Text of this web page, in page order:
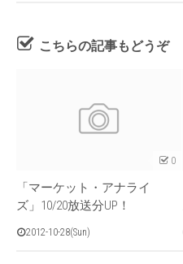
こちらの記事もどうぞ
0
「マーケット・アナライ
ズ」10/20放送分UP！
2012-10-28(Sun)